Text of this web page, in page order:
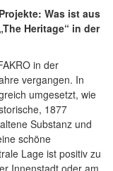
Was ist aus
Heritage“ in der
in der
vergangen. In
umgesetzt, wie
1877
Substanz und
schöne
Lage ist positiv zu